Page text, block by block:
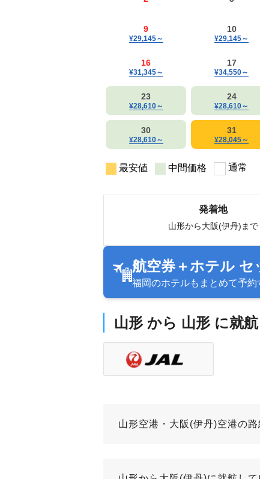
9
¥29,145～
10
¥29,145～
16
¥31,345～
17
¥34,550～
23
¥28,610～
24
¥28,610～
30
¥28,610～
31
¥28,045～
最安値 中間価格 通常
発着地
山形から大阪(伊丹)まで
航空券＋ホテル セ
福岡のホテルもまとめて予約
山形 から 山形 に就
山形空港・大阪(伊丹)空港の路